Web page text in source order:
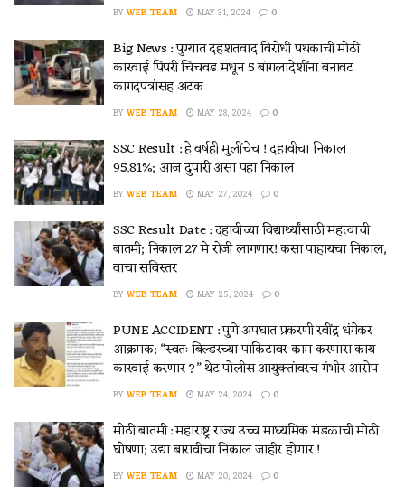
BYWEB TEAM MAY 31, 2024 0
Big News : पुण्यात दहशतवाद विरोधी पथकाची मोठी
कारवाई पिंपरी चिंचवड मधून 5 बांगलादेशींना बनावट
कागदपत्रांसह अटक
BYWEB TEAM MAY 28, 2024 0
SSC Result : हे वर्षही मुलींचेच ! दहावीचा निकाल
95.81%; आज दुपारी असा पहा निकाल
BYWEB TEAM MAY 27, 2024 0
SSC Result Date : दहावीच्या विद्यार्थ्यांसाठी महत्त्वाची
बातमी; निकाल 27 मे रोजी लागणार! कसा पाहायचा निकाल,
वाचा सविस्तर
BYWEB TEAM MAY 25, 2024 0
PUNE ACCIDENT : पुणे अपघात प्रकरणी रवींद्र धंगेकर
आक्रमक; “स्वतः बिल्डरच्या पाकिटावर काम करणारा काय
कारवाई करणार ?” थेट पोलीस आयुक्तांवरच गंभीर आरोप
BYWEB TEAM MAY 24, 2024 0
मोठी बातमी : महाराष्ट्र राज्य उच्च माध्यमिक मंडळाची मोठी
घोषणा; उद्या बारावीचा निकाल जाहीर होणार !
BYWEB TEAM MAY 20, 2024 0